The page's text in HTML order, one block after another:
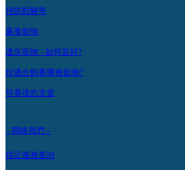
預防獸醫學
棄養寵物
遺失寵物 - 如何是好?
你適合飼養哪種寵物?
領養後的支援
– 聯絡我們 –
指定服務查詢